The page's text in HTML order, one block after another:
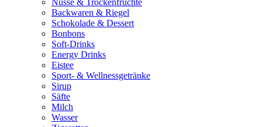
Nüsse & Trockenfrüchte
Backwaren & Riegel
Schokolade & Dessert
Bonbons
Soft-Drinks
Energy Drinks
Eistee
Sport- & Wellnessgetränke
Sirup
Säfte
Milch
Wasser